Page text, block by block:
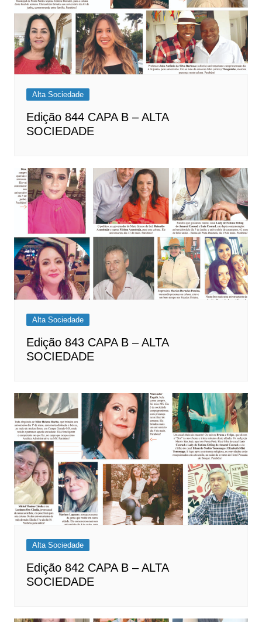
Alta Sociedade
Edição 844 CAPA B – ALTA
SOCIEDADE
Alta Sociedade
Edição 843 CAPA B – ALTA
SOCIEDADE
Alta Sociedade
Edição 842 CAPA B – ALTA
SOCIEDADE